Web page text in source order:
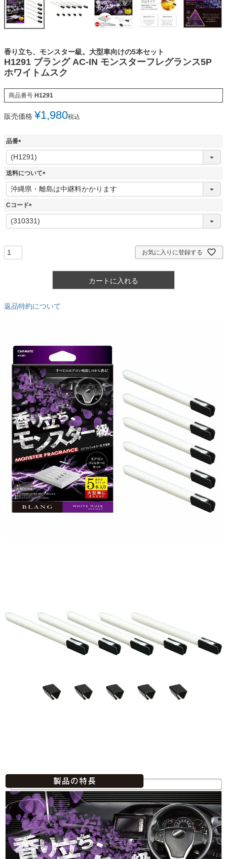
香り立ち、モンスター級。大型車向けの5本セット
H1291 ブラング AC-IN モンスターフレグランス5P
ホワイトムスク
商品番号 H1291
販売価格 ¥1,980税込
品番
(
必
須
送料について
(
必
Cコード
(
必
お気に入りに登録する
カートに入れる
返品特約について